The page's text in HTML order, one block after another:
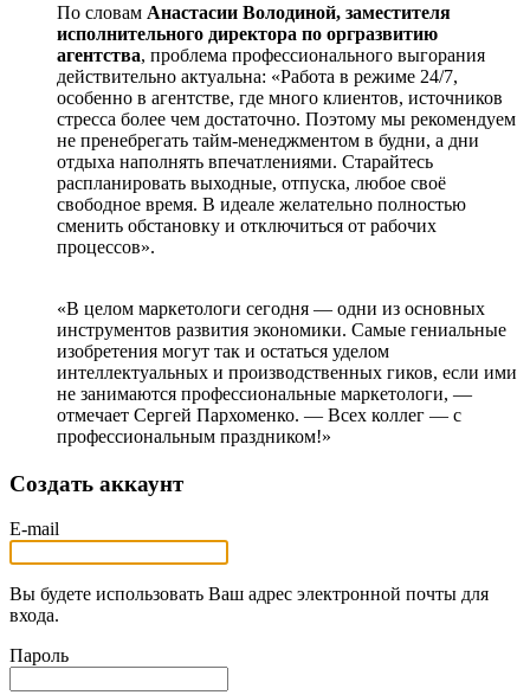
По словам Анастасии Володиной, заместителя
исполнительного директора по оргразвитию
агентства, проблема профессионального выгорания
действительно актуальна: «Работа в режиме 24/7,
особенно в агентстве, где много клиентов, источников
стресса более чем достаточно. Поэтому мы рекомендуем
не пренебрегать тайм-менеджментом в будни, а дни
отдыха наполнять впечатлениями. Старайтесь
распланировать выходные, отпуска, любое своё
свободное время. В идеале желательно полностью
сменить обстановку и отключиться от рабочих
процессов».
«В целом маркетологи сегодня — одни из основных
инструментов развития экономики. Самые гениальные
изобретения могут так и остаться уделом
интеллектуальных и производственных гиков, если ими
не занимаются профессиональные маркетологи, —
отмечает Сергей Пархоменко. — Всех коллег — с
профессиональным праздником!»
Создать аккаунт
E-mail
Вы будете использовать Ваш адрес электронной почты для
входа.
Пароль